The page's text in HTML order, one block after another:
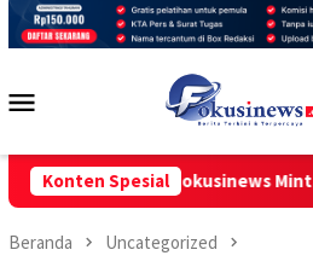
Loncat
Konten Spesial
Media Fokusinews Minta Klarifikasi
Beranda Uncategorized